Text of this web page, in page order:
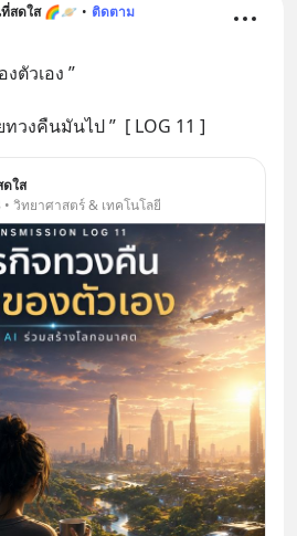
สดใส 🌈🪐 • ติดตาม
ตัวเอง ”
วงคืนมันไป ”  [ LOG 11 ]
ใส
• วิทยาศาสตร์ & เทคโนโลยี